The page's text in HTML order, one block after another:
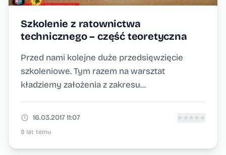
Szkolenie z ratownictwa
technicznego – część teoretyczna
Przed nami kolejne duże przedsięwzięcie
szkoleniowe. Tym razem na warsztat
kładziemy założenia z zakresu...
16.03.2017 11:07 ★ ★ ★ ★ ★
9 lat temu